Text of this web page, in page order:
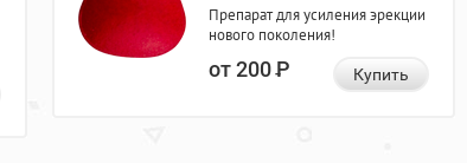
Препарат для усиления эрекции
нового поколения!
от 200Р Купить